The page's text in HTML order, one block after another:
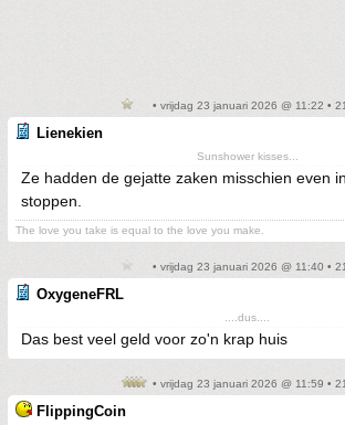
• vrijdag 23 januari 2026 @ 11:22 •
Lienekien
Sunshower kisses...
Ze hadden de gejatte zaken misschien even
stoppen.
The love you take is equal to the love you make.
• vrijdag 23 januari 2026 @ 11:40 •
OxygeneFRL
....dus....
Das best veel geld voor zo'n krap huis
• vrijdag 23 januari 2026 @ 11:59 •
FlippingCoin